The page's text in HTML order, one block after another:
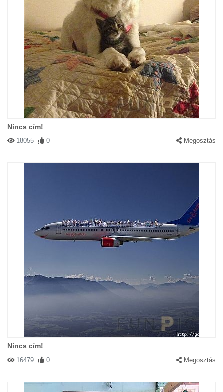
Nincs cím!
18055 0 Megosztás
Nincs cím!
16479 0 Megosztás